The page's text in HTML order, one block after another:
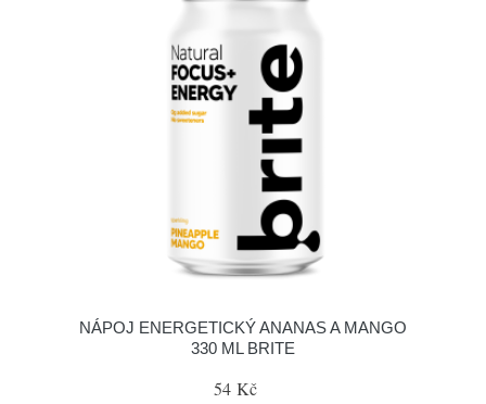
NÁPOJ ENERGETICKÝ ANANAS A MANGO
330 ML BRITE
54 Kč